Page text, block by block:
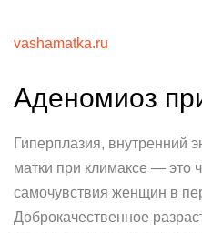
vashamatka.ru
Аденомиоз
Гиперплазия, внутренний
матки при климаксе — это
самочувствия женщин в
Доброкачественное